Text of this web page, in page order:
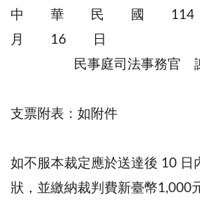
中 華 民 國
月 16 日
民事庭司法事務官 謝
支票附表：如附件
如不服本裁定應於送達後 10 日
狀，並繳納裁判費新臺幣1,000